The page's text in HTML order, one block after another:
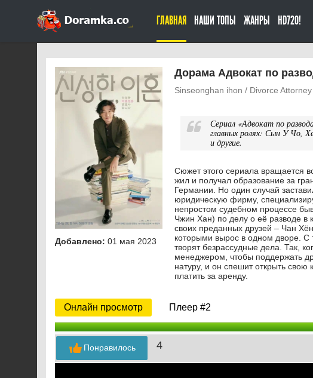
ГЛАВНАЯ НАШИ ТОПЫ ЖАНРЫ HD720!
Дорама Адвокат по
Sinseonghan ihon / Divorce Attorney
Сериал «Адвокат по
главных ролях: Сын У Чо,
и другие.
Сюжет этого сериала вращается
жил и получал образование за
Германии. Но один случай
юридическую фирму,
непростом судебном процессе
Чжин Хан) по делу о её разводе в
своих преданных друзей – Чан
которыми вырос в одном дворе.
творят безрассудные дела. Так,
менеджером, чтобы поддержать
натуру, и он спешит открыть
платить за аренду.
Добавлено: 01 мая 2023
Онлайн просмотр Плеер #2
4
Понравилось